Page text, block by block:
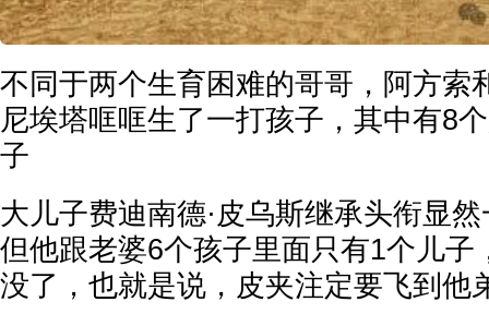
不同于两个生育困难的哥哥，阿方索
尼埃塔哐哐生了一打孩子，其中有8
子
大儿子费迪南德·皮乌斯继承头衔显
但他跟老婆6个孩子里面只有1个儿子
没了，也就是说，皮夹注定要飞到他